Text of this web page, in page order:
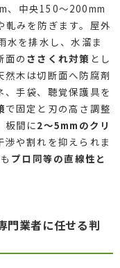
、中央150〜200mm
軋みを防ぎます。屋外
水を排水し、水溜ま
面の ささくれ対策 とし
木は切断面へ防腐剤
手袋、聴覚保護具を
で固定と刃の高さ調整
板間に2〜5mmのクリ
や割れを抑えられま
プロ同等の直線性と
門業者に任せる判